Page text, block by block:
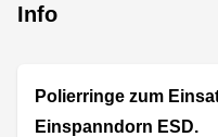
Info
Polierringe zum
Einspanndorn ESD.